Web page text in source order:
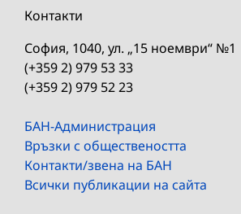
Контакти
София, 1040, ул. „15 ноември“ №1
(+359 2) 979 53 33
(+359 2) 979 52 23
БАН-Администрация
Връзки с обществеността
Контакти/звена на БАН
Всички публикации на сайта